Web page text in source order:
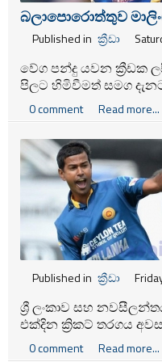
බලාපොරොත්තුව
Published in ක්‍රීඩා
වේග පන්දු යවන ක්‍රීඩක
පිලට හිමිවීමත් සමග
හාත්පසින්ම වෙනස්‌
කරන බව නවසීලන්ත
කොරේ ඇන්ඩර්සන්
0 comment Read more...
Published in ක්‍රීඩා
ශ්‍රී ලංකාව සහ
එක්දින ක්‍රිකට් තරගය
යවන ක්‍රීඩක නුවන්
0 comment Read more...